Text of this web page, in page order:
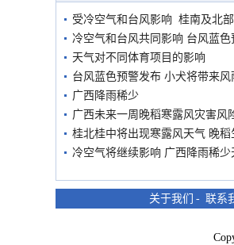
受冷空气和台风影响 桂南及北
冷空气和台风共同影响 台风蓝色
天气对不同体育项目的影响
台风蓝色预警发布 小犬将带来风
广西降雨稀少
广西未来一周晚稻寒露风灾害风
桂北桂中将出现寒露风天气 晚
冷空气将继续影响 广西降雨稀
关于我们 - 联系